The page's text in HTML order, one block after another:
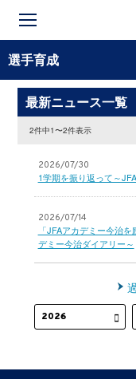
選手育成
最新ニュース一覧
2件中1〜2件表示
2026/07/30
1学期を振り返って～
2026/07/14
「JFAアカデミー今治
デミー今治ダイアリー～